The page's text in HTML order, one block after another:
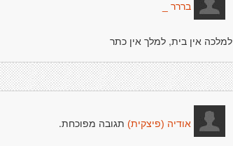
בררר _
למלכה אין בית, למלך אין כתר
אודיה (פיצקית) תגובה מפוכחת.